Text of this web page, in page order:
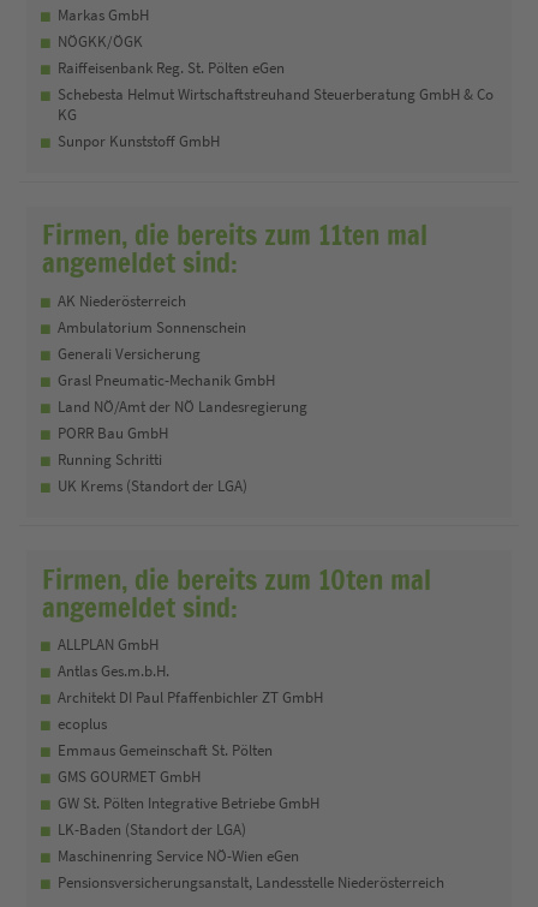
Markas GmbH
NÖGKK/ÖGK
Raiffeisenbank Reg. St. Pölten eGen
Schebesta Helmut Wirtschaftstreuhand Steuerberatung GmbH & Co
KG
Sunpor Kunststoff GmbH
Firmen, die bereits zum 11ten mal
angemeldet sind:
AK Niederösterreich
Ambulatorium Sonnenschein
Generali Versicherung
Grasl Pneumatic-Mechanik GmbH
Land NÖ/Amt der NÖ Landesregierung
PORR Bau GmbH
Running Schritti
UK Krems (Standort der LGA)
Firmen, die bereits zum 10ten mal
angemeldet sind:
ALLPLAN GmbH
Antlas Ges.m.b.H.
Architekt DI Paul Pfaffenbichler ZT GmbH
ecoplus
Emmaus Gemeinschaft St. Pölten
GMS GOURMET GmbH
GW St. Pölten Integrative Betriebe GmbH
LK-Baden (Standort der LGA)
Maschinenring Service NÖ-Wien eGen
Pensionsversicherungsanstalt, Landesstelle Niederösterreich